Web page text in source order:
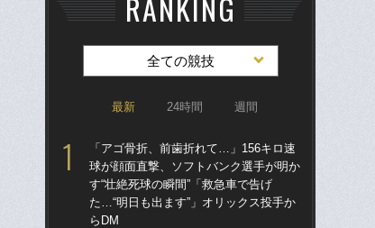
全ての競技
最新 24時間 週間
「アゴ骨折、前歯折れて…」156キロ速
球が顔面直撃、ソフトバンク選手が明か
す“壮絶死球の瞬間”「救急車で告げ
た…“明日も出ます”」オリックス投手か
らDM